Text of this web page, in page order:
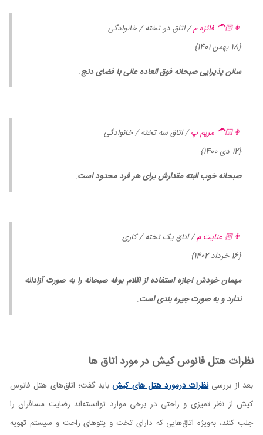
👩🏻‍🦱 فائزه م/ اتاق دو تخته / خانوادگی
{18 بهمن 1401}
سالن پذیرایی صبحانه فوق العاده عالی با فضای دنج.
👩🏻‍🦱 مریم پ/ اتاق سه تخته / خانوادگی
{12 دی 1400}
صبحانه خوب البته مقدارش برای هر فرد محدود است.
👨🏻 عنایت م/ اتاق یک تخته / کاری
{16 خرداد 1402}
مهمان خودش اجازه استفاده از اقلام بوفه صبحانه را به صورت آزادانه
ندارد و به صورت جیره بندی است.
نظرات هتل فانوس کیش در مورد اتاق ها
بعد از بررسینظرات درمورد هتل های کیشباید گفت؛ اتاق‌های هتل فانوس
کیش از نظر تمیزی و راحتی در برخی موارد توانسته‌اند رضایت مسافران را
جلب کنند، به‌ویژه اتاق‌هایی که دارای تخت و پتوهای راحت و سیستم تهویه